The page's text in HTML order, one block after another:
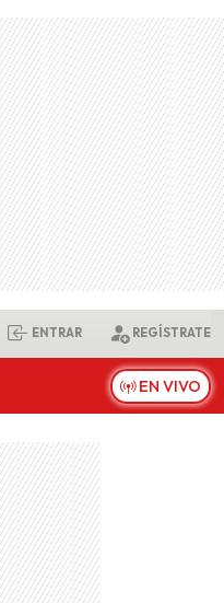
ENTRAR REGÍSTRATE
EN VIVO